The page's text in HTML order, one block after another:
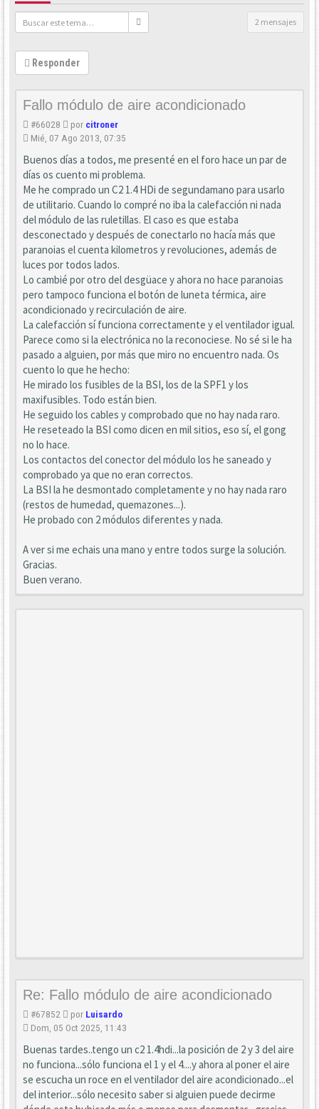
2 mensajes
Responder
Fallo módulo de aire acondicionado
#66028 por citroner
Mié, 07 Ago 2013, 07:35
Buenos días a todos, me presenté en el foro hace un par de
días os cuento mi problema.
Me he comprado un C2 1.4 HDi de segundamano para usarlo
de utilitario. Cuando lo compré no iba la calefacción ni nada
del módulo de las ruletillas. El caso es que estaba
desconectado y después de conectarlo no hacía más que
paranoias el cuenta kilometros y revoluciones, además de
luces por todos lados.
Lo cambié por otro del desgüace y ahora no hace paranoias
pero tampoco funciona el botón de luneta térmica, aire
acondicionado y recirculación de aire.
La calefacción sí funciona correctamente y el ventilador igual.
Parece como si la electrónica no la reconociese. No sé si le ha
pasado a alguien, por más que miro no encuentro nada. Os
cuento lo que he hecho:
He mirado los fusibles de la BSI, los de la SPF1 y los
maxifusibles. Todo están bien.
He seguido los cables y comprobado que no hay nada raro.
He reseteado la BSI como dicen en mil sitios, eso sí, el gong
no lo hace.
Los contactos del conector del módulo los he saneado y
comprobado ya que no eran correctos.
La BSI la he desmontado completamente y no hay nada raro
(restos de humedad, quemazones...).
He probado con 2 módulos diferentes y nada.
A ver si me echais una mano y entre todos surge la solución.
Gracias.
Buen verano.
Re: Fallo módulo de aire acondicionado
#67852 por Luisardo
Dom, 05 Oct 2025, 11:43
Buenas tardes..tengo un c2 1.4hdi...la posición de 2 y 3 del aire
no funciona...sólo funciona el 1 y el 4....y ahora al poner el aire
se escucha un roce en el ventilador del aire acondicionado...el
del interior...sólo necesito saber si alguien puede decirme